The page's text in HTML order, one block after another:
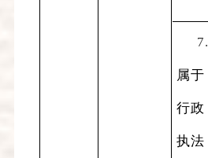
7.
属于
行政
执法